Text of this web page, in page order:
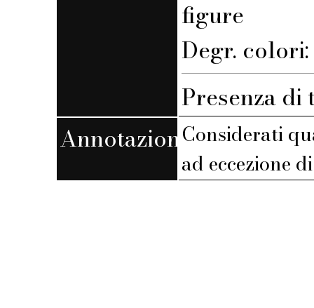
figure
Degr.
Presenza
AnnotazioniConsiderati
ad eccezione